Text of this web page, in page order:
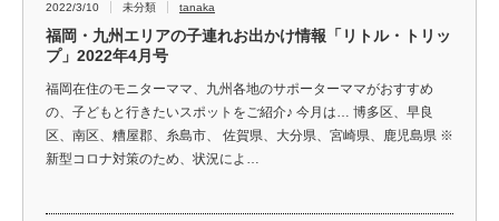
2022/3/10 未分類 tanaka
福岡・九州エリアの子連れお出かけ情報「リトル・トリッ
プ」2022年4月号
福岡在住のモニターママ、九州各地のサポーターママがおすすめ
の、子どもと行きたいスポットをご紹介♪ 今月は… 博多区、早良
区、南区、糟屋郡、糸島市、 佐賀県、大分県、宮崎県、鹿児島県 ※
新型コロナ対策のため、状況によ…